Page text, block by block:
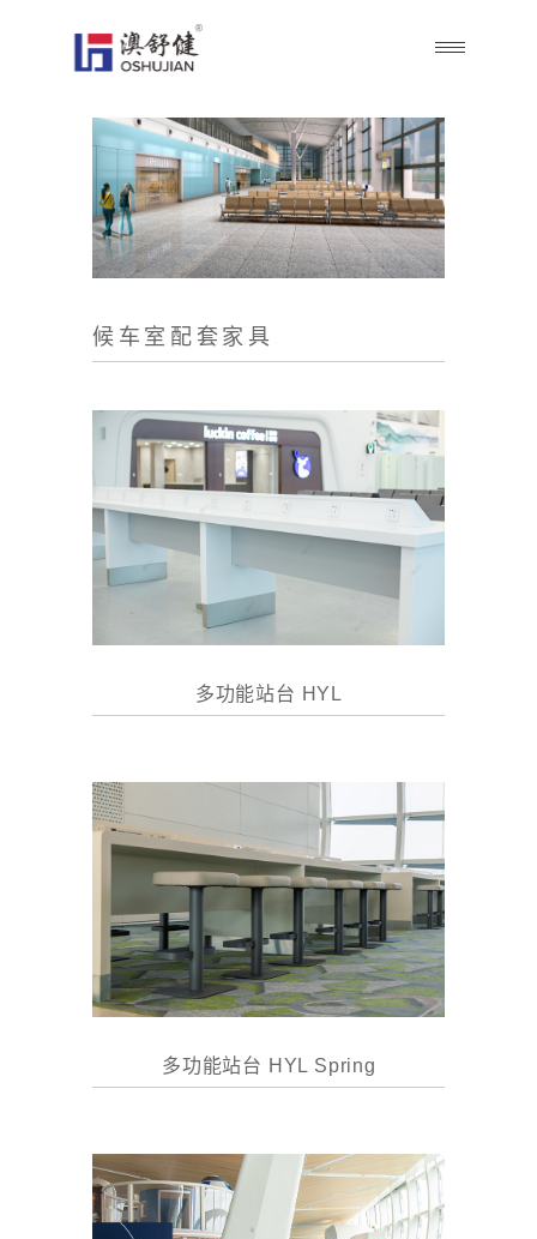
候车室配套家具
多功能站台 HYL
多功能站台 HYL Spring